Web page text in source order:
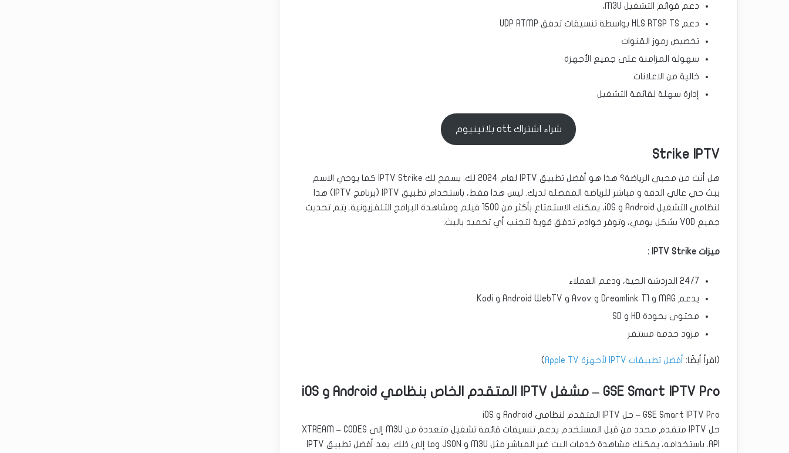
دعم قوائم التشغيل M3U،
دعم HLS RTSP TS بواسطة تنسيقات تدفق UDP RTMP
تخصيص رموز القنوات
سهولة المزامنة على جميع الأجهزة
خالية من الاعلانات
إدارة سهلة لقائمة التشغيل
شراء اشتراك ott بلاتينيوم
Strike IPTV
هل أنت من محبي الرياضة؟ هذا هو أفضل تطبيق IPTV لعام 2024 لك. يسمح لك IPTV Strike كما يوحي الاسم
ببث حي عالي الدقة و مباشر للرياضة المفضلة لديك. ليس هذا فقط، باستخدام تطبيق IPTV (برنامج IPTV) هذا
لنظامي التشغيل Android و iOS، يمكنك الاستمتاع بأكثر من 1500 فيلم ومشاهدة البرامج التلفزيونية. يتم تحديث
جميع VOD بشكل يومي، وتوفر خوادم تدفق قوية لتجنب أي تجميد بالبث.
ميزات IPTV Strike :
24/7 الدردشة الحية، ودعم العملاء
يدعم MAG و Dreamlink T1 و Avov و Android WebTV و Kodi
محتوى بجودة HD و SD
مزود خدمة مستقر
(اقرأ أيضًا: أفضل تطبيقات IPTV لأجهزة Apple TV )
GSE Smart IPTV Pro – مشغل IPTV المتقدم الخاص بنظامي Android و iOS
GSE Smart IPTV Pro – حل IPTV المتقدم لنظامي Android و iOS
حل IPTV متقدم محدد من قبل المستخدم يدعم تنسيقات قائمة تشغيل متعددة من M3U إلى XTREAM – CODES
API. باستخدامه، يمكنك مشاهدة خدمات البث غير المباشر مثل M3U و JSON وما إلى ذلك. يعد أفضل تطبيق IPTV